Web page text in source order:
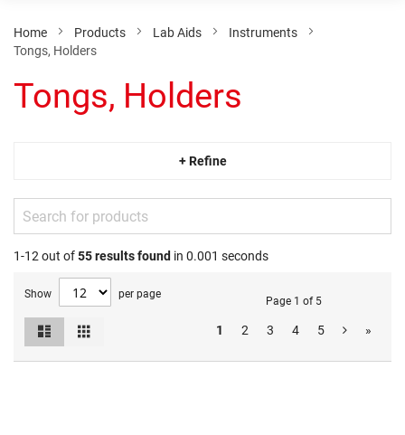
Content
Home Products Lab Aids
Instruments
Tongs, Holders
Tongs, Holders
+ Refine
1-12 out of55results found in 0.001 seconds
Show per page
Page 1 of 5
1 2 3 4 5 »
View
as